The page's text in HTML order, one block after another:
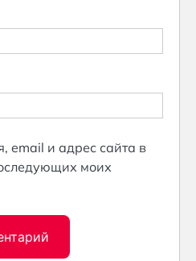
email и адрес сайта в
моих